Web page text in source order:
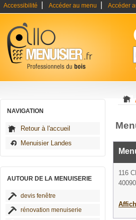
Accessibilité Accéder au menu Accéder
NAVIGATION
Retour à l'accueil
Menuisier Landes
AUTOUR DE LA MENUISERIE
devis fenêtre
rénovation menuiserie
116